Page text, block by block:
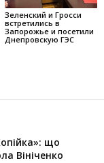
Зеленский и Гросси
встретились в
Запорожье и посетили
Днепровскую ГЭС
що
Вініченко